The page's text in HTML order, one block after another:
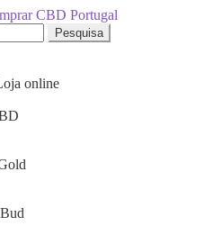
Pesquisa
online